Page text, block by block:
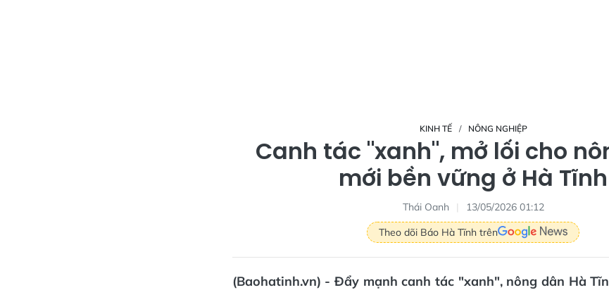
KINH TẾ NÔNG NGHIỆP
Canh tác "xanh", mở lối cho
mới bền vững ở Hà Tĩnh
Thái Oanh
13/05/2026 01:12
Theo dõi Báo Hà Tĩnh trên
(Baohatinh.vn) - Đẩy mạnh canh tác "xanh", nông dân Hà